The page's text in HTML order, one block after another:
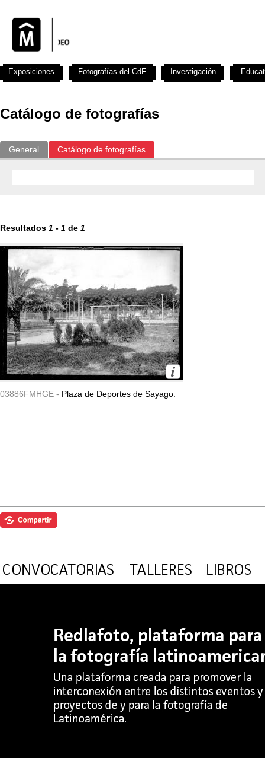
Catálogo de fotografías
General Catálogo de fotografías
Resultados 1 - 1 de 1
03886FMHGE - Plaza de Deportes de Sayago.
Exposiciones Fotografías del CdF Investigación